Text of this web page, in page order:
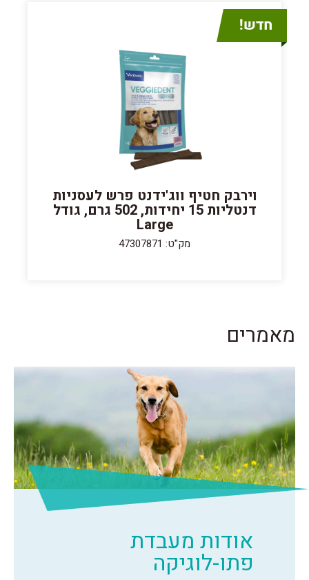
וירבק חטיף ווג'ידנט פרש לעסניות
דנטליות 15 יחידות, 502 גרם, גודל
Large
מק"ט: 47307871
מאמרים
אודות מעבדת
פתו-לוגיקה